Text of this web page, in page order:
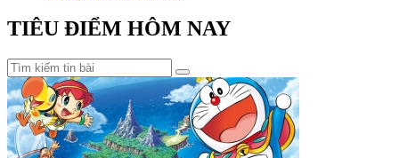
TIÊU ĐIỂM HÔM NAY